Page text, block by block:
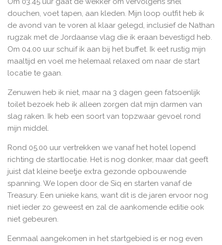
douchen, voet tapen, aan kleden. Mijn loop outfit heb ik
de avond van te voren al klaar gelegd, inclusief de Nathan
rugzak met de Jordaanse vlag die ik eraan bevestigd heb.
Om 04.00 uur schuif ik aan bij het buffet. Ik eet rustig mijn
maaltijd en voel me helemaal relaxed om naar de start
locatie te gaan.
Zenuwen heb ik niet, maar na 3 dagen geen fatsoenlijk
toilet bezoek heb ik alleen zorgen dat mijn darmen van
slag raken. Ik heb een soort van topzwaar gevoel rond
mijn middel.
Rond 05.00 uur vertrekken we vanaf het hotel lopend
richting de startlocatie. Het is nog donker, maar dat geeft
juist dat kleine beetje extra gezonde opbouwende
spanning. We lopen door de Siq en starten vanaf de
Treasury. Een unieke kans, want dit is de jaren ervoor nog
niet ieder zo geweest en zal de aankomende editie ook
niet gebeuren.
Eenmaal aangekomen in het startgebied is er nog even